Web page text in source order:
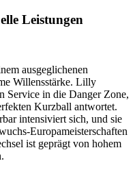
Leistungen
ausgeglichenen
Willensstärke. Lilly
Service in die Danger Zone,
Kurzball antwortet.
intensiviert sich, und sie
Europameisterschaften
ist geprägt von hohem